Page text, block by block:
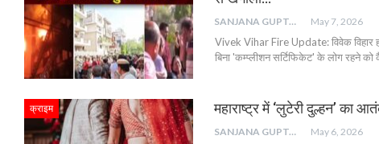
SANJANA GUPTA May 7, 2026
Vivek Vihar Fire Update: विवेक विहार
बिना 'कम्प्लीशन सर्टिफिकेट' के लोग रहने को
क्राइम महाराष्ट्र में ‘लुटेरी दुल्हन’ का
SANJANA GUPTA May 6, 2026